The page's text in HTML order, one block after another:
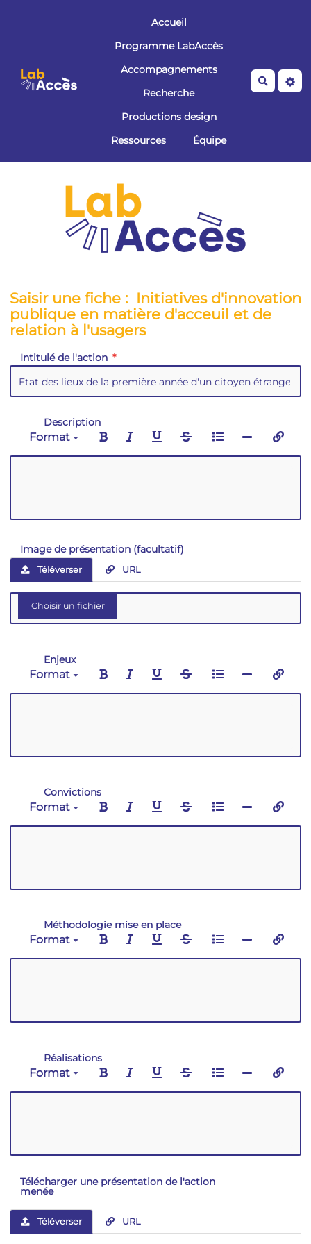
Accueil
Programme LabAccès
Accompagnements
Recherche
Productions design
Ressources
Équipe
Saisir une fiche : Initiatives d'innovation
publique en matière d'acceuil et de
relation à l'usagers
Intitulé de l'action
Description
Format
Image de présentation (facultatif)
Téléverser URL
Enjeux
Format
Convictions
Format
Méthodologie mise en place
Format
Réalisations
Format
Télécharger une présentation de l'action
menée
Téléverser URL